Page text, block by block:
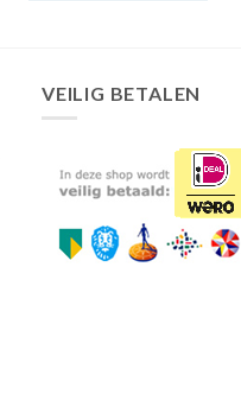
VEILIG BETALEN